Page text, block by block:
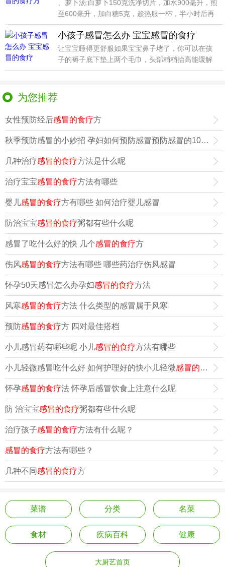
、萝卜汤:白萝卜150克洗净切片，加水900毫升，煎
至600毫升，加白糖5克，趁热服一杯，半小时后再
小孩子感冒怎么办 宝宝感冒的食疗
让宝宝睡得更舒服如果宝宝鼻子堵了，你可以在孩
子的褥子底下垫上两个毛巾，头部稍稍抬高能缓解
鼻塞。
为您推荐
女性预防经后感冒的食疗方
秋季预防感冒的小妙招 孕妇如何预防感冒预防感冒的10妙招预防
几种治疗感冒的食疗方法是什么呢
治疗宝宝感冒的食疗方法有哪些
婴儿感冒的食疗方有哪些 如何治疗婴儿感冒
防治宝宝感冒的食疗粥都有些什么呢
感冒了吃什么好的快 几个感冒的食疗方
伤风感冒的食疗方法有哪些 哪些药治疗伤风感冒
怀孕50天感冒怎么办孕妇感冒的食疗方法
风寒感冒的食疗方法 什么类型的感冒属于风寒
预防感冒的食疗方 四对最佳搭档
小儿感冒药有哪些呢 小儿感冒的食疗方法有哪些
小儿轻微感冒吃什么好 如何护理好的快小儿轻微感冒的食疗
怀孕感冒的食疗法 怀孕后感冒饮食上注意什么呢
防 治宝宝感冒的食疗粥都有些什么呢
治疗孩子感冒的食疗方法有什么呢？
感冒的食疗方法有哪些？
几种不同感冒的食疗方
菜谱 分类 名菜
食材 疾病百科 健康
大厨艺首页